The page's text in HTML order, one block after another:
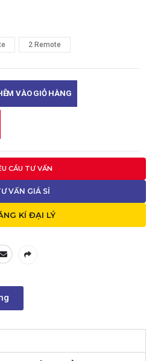
2 Remote
VÀO GIỎ HÀNG
CẦU TƯ VẤN
VẤN GIÁ SỈ
KÍ ĐẠI LÝ